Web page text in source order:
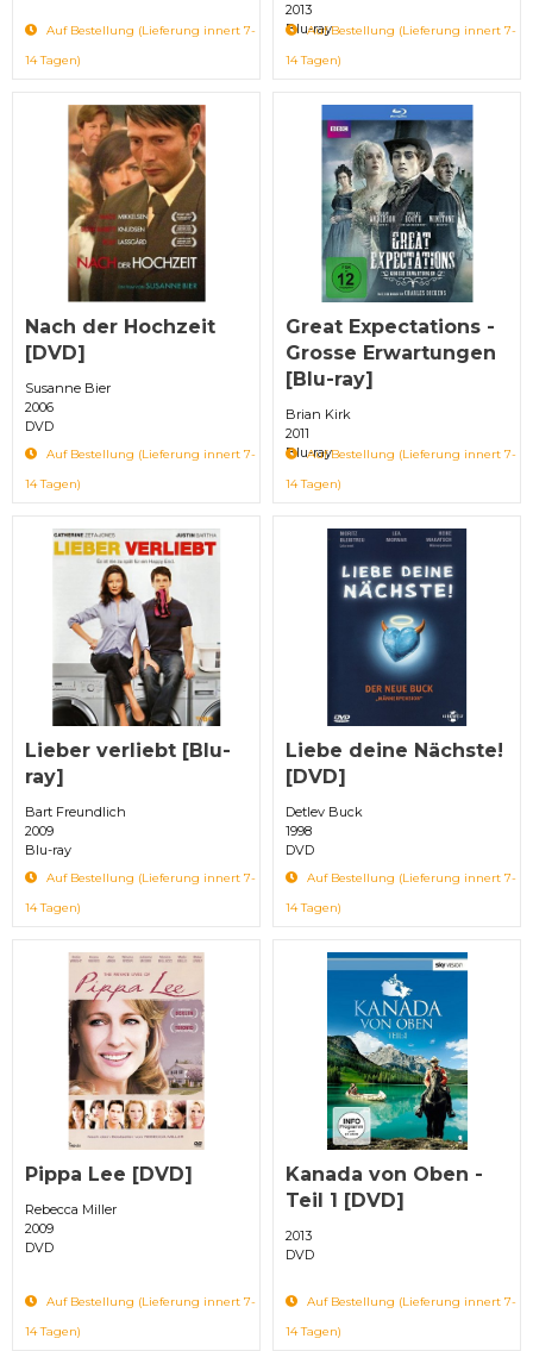
Auf Bestellung (Lieferung innert 7-
14 Tagen)
2013
Blu-ray
Auf Bestellung (Lieferung innert 7-
14 Tagen)
Nach der Hochzeit
[DVD]
Susanne Bier
2006
DVD
Auf Bestellung (Lieferung innert 7-
14 Tagen)
Great Expectations -
Grosse Erwartungen
[Blu-ray]
Brian Kirk
2011
Blu-ray
Auf Bestellung (Lieferung innert 7-
14 Tagen)
Lieber verliebt [Blu-
ray]
Bart Freundlich
2009
Blu-ray
Auf Bestellung (Lieferung innert 7-
14 Tagen)
Liebe deine Nächste!
[DVD]
Detlev Buck
1998
DVD
Auf Bestellung (Lieferung innert 7-
14 Tagen)
Pippa Lee [DVD]
Rebecca Miller
2009
DVD
Auf Bestellung (Lieferung innert 7-
14 Tagen)
Kanada von Oben -
Teil 1 [DVD]
2013
DVD
Auf Bestellung (Lieferung innert 7-
14 Tagen)